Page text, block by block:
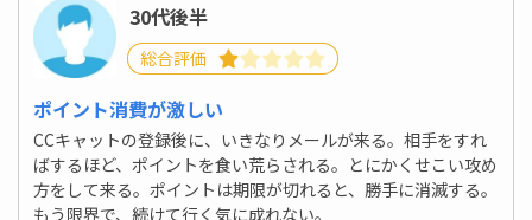
30代後半
総合評価
ポイント消費が激しい
CCキャットの登録後に、いきなりメールが来る。相手をすれ
ばするほど、ポイントを食い荒らされる。とにかくせこい攻め
方をして来る。ポイントは期限が切れると、勝手に消滅する。
もう限界で、続けて行く気に成れない。